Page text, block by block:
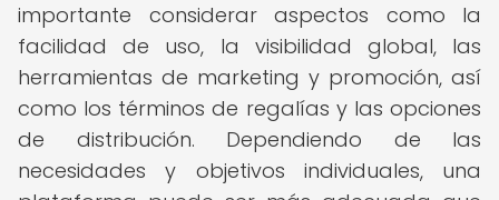
importante considerar aspectos como la
facilidad de uso, la visibilidad global, las
herramientas de marketing y promoción, así
como los términos de regalías y las opciones
de distribución. Dependiendo de las
necesidades y objetivos individuales, una